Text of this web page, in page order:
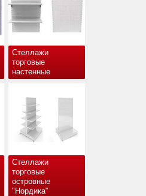
Стеллажи
торговые
настенные
Стеллажи
торговые
островные
"Нордика"